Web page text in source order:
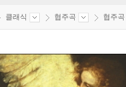
클래식 협주곡 협주